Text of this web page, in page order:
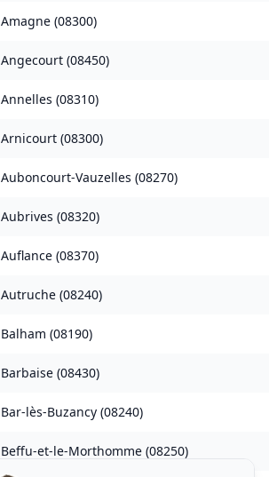
Amagne (08300)
Angecourt (08450)
Annelles (08310)
Arnicourt (08300)
Auboncourt-Vauzelles (08270)
Aubrives (08320)
Auflance (08370)
Autruche (08240)
Balham (08190)
Barbaise (08430)
Bar-lès-Buzancy (08240)
Beffu-et-le-Morthomme (08250)